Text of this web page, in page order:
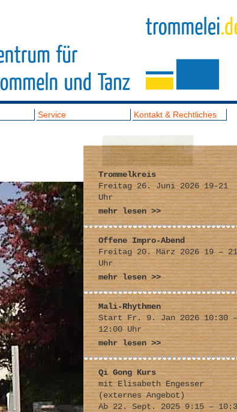
Service Kontakt & Rechtliches
Trommelkreis
Freitag 26. Juni 2026 19-21
Uhr
mehr lesen >>
Offene Impro-Abend
Freitag 20. März 2026 19 –
Uhr
mehr lesen >>
Mali-Rhythmen
Start Fr. 9. Jan 2026 10:30
12:00 Uhr
mehr lesen >>
Qi Gong Kurs
mit Elisabeth Engesser
(externes Angebot)
Ab 22. Sept. 2025 9:15 –